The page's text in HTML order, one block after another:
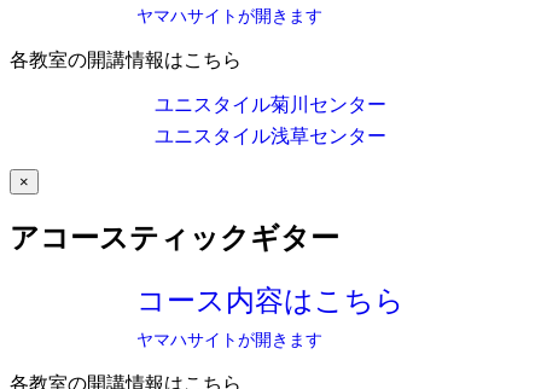
ヤマハサイトが開きます
各教室の開講情報はこちら
ユニスタイル菊川センター
ユニスタイル浅草センター
×
アコースティックギター
コース内容はこちら
ヤマハサイトが開きます
各教室の開講情報はこちら